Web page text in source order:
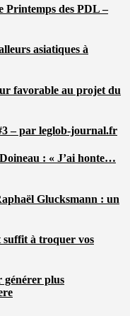
Printemps des PDL –
asiatiques à
favorable au projet du
– par leglob-journal.fr
: « J’ai honte…
Glucksmann : un
suffit à troquer vos
générer plus